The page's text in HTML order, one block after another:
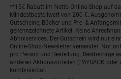
**15€ Rabatt im Netto Online-Shop auf
Mindestbestellwert von 200 €.
Gutscheine, Bücher und Pre- &
gekennzeichnete Artikel. Keine
Abholservices. Der Gutschein wird nur
Online-Shop-Newsletter versendet. Nur
pro Person und Bestellung. Restbeträge
anderen Aktionsvorteilen (PAYBACK
kombinierbar.